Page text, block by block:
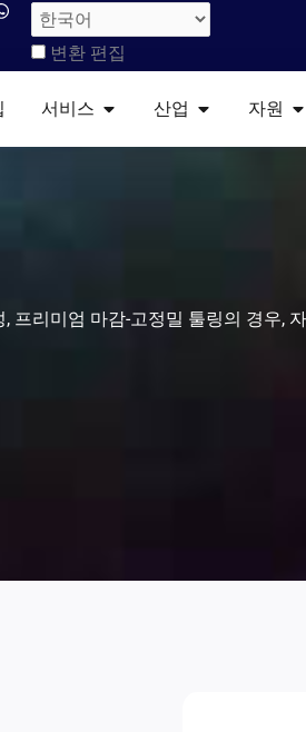
변환 편집
서비스​ 열려 있는 서비스​
산업 열려 있는 산업
자원
리미엄 마감-고정밀 툴링의 경우,